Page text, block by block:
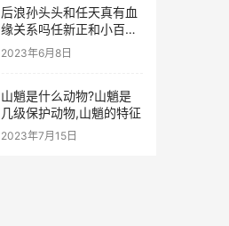
后浪孙头头和任天真有血
缘关系吗任新正和小百灵
究竟是什么关系
2023年6月8日
山魈是什么动物?山魈是
几级保护动物,山魈的特征
2023年7月15日